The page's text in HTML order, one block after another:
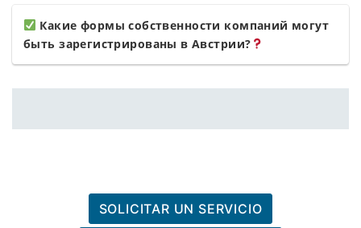
Какие формы собственности компаний могут
быть зарегистрированы в Австрии?
SOLICITAR UN SERVICIO